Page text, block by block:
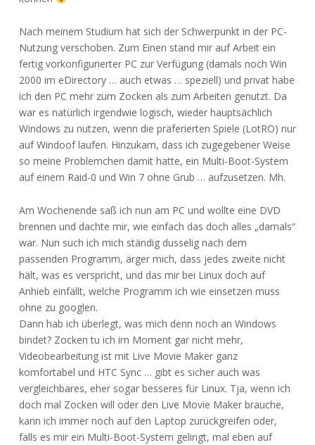
Nach meinem Studium hat sich der Schwerpunkt in der PC-
Nutzung verschoben. Zum Einen stand mir auf Arbeit ein
fertig vorkonfigurierter PC zur Verfügung (damals noch Win
2000 im eDirectory … auch etwas … speziell) und privat habe
ich den PC mehr zum Zocken als zum Arbeiten genutzt. Da
war es natürlich irgendwie logisch, wieder hauptsächlich
Windows zu nutzen, wenn die präferierten Spiele (LotRO) nur
auf Windoof laufen. Hinzukam, dass ich zugegebener Weise
so meine Problemchen damit hatte, ein Multi-Boot-System
auf einem Raid-0 und Win 7 ohne Grub … aufzusetzen. Mh.
Am Wochenende saß ich nun am PC und wollte eine DVD
brennen und dachte mir, wie einfach das doch alles „damals“
war. Nun such ich mich ständig dusselig nach dem
passenden Programm, ärger mich, dass jedes zweite nicht
hält, was es verspricht, und das mir bei Linux doch auf
Anhieb einfällt, welche Programm ich wie einsetzen muss
ohne zu googlen.
Dann hab ich überlegt, was mich denn noch an Windows
bindet? Zocken tu ich im Moment gar nicht mehr,
Videobearbeitung ist mit Live Movie Maker ganz
komfortabel und HTC Sync … gibt es sicher auch was
vergleichbares, eher sogar besseres für Linux. Tja, wenn ich
doch mal Zocken will oder den Live Movie Maker brauche,
kann ich immer noch auf den Laptop zurückgreifen oder,
falls es mir ein Multi-Boot-System gelingt, mal eben auf